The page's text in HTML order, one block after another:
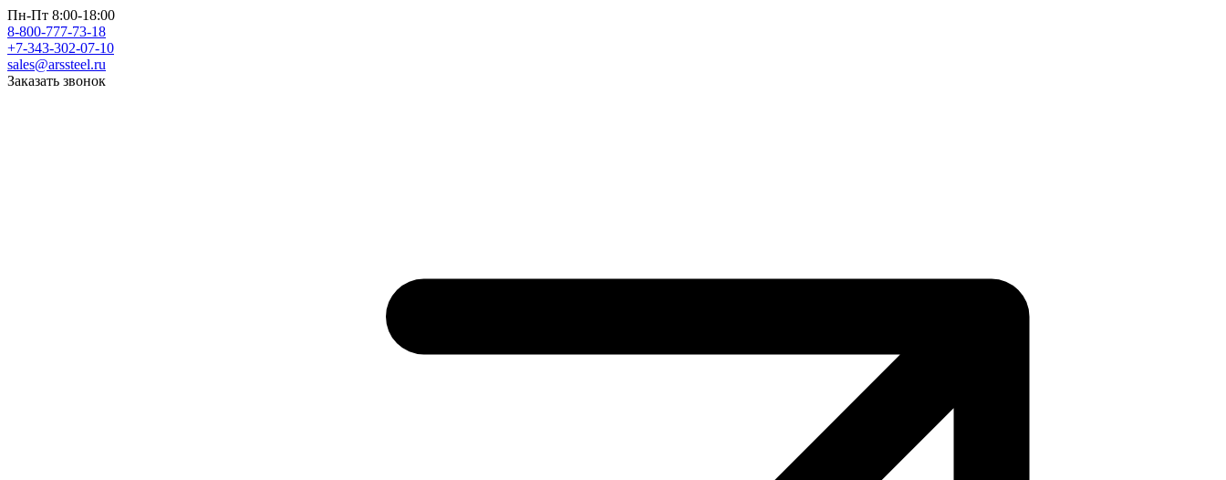
Пн-Пт 8:00-18:00
8-800-777-73-18
+7-343-302-07-10
sales@arssteel.ru
Заказать звонок